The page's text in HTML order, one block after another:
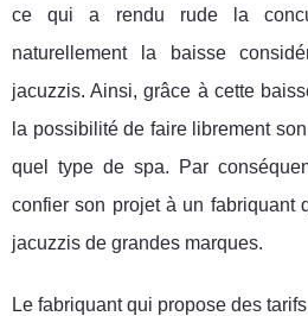
ce qui a rendu rude la
naturellement la baisse
jacuzzis. Ainsi, grâce à cette
la possibilité de faire librement
quel type de spa. Par
confier son projet à un fabriquant
jacuzzis de grandes marques.
Le fabriquant qui propose des